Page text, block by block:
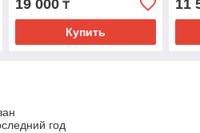
19 000₸
Купить
11
год